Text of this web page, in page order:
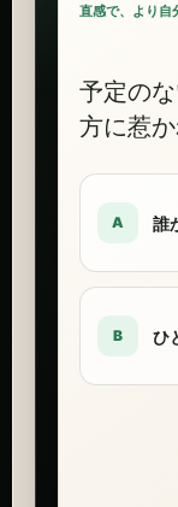
直感で、より自
予定の
方に惹
A 誰
B ひ